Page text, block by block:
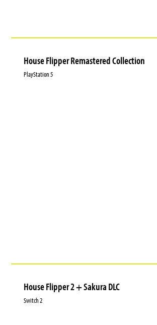
House Flipper Remastered Collection
PlayStation 5
House Flipper 2 + Sakura DLC
Switch 2